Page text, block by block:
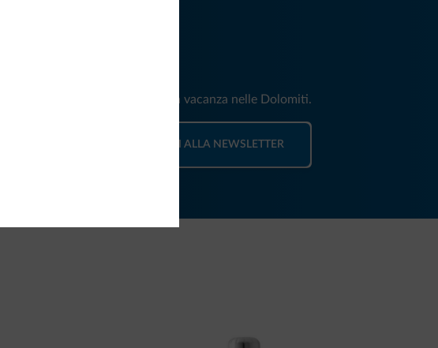
esclusive e news per la tua vacanza nelle Dolomiti.
ISCRIVITI ALLA NEWSLETTER